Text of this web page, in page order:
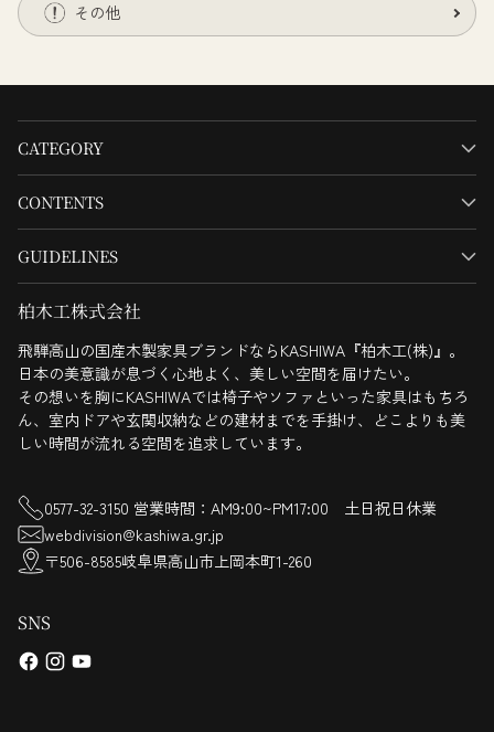
その他
CATEGORY
CONTENTS
GUIDELINES
柏木工株式会社
飛騨高山の国産木製家具ブランドならKASHIWA『柏木工(株)』。
日本の美意識が息づく心地よく、美しい空間を届けたい。
その想いを胸にKASHIWAでは椅子やソファといった家具はもちろ
ん、室内ドアや玄関収納などの建材までを手掛け、どこよりも美
しい時間が流れる空間を追求しています。
0577-32-3150 営業時間：AM9:00~PM17:00 土日祝日休業
webdivision@kashiwa.gr.jp
〒506-8585岐阜県高山市上岡本町1-260
SNS